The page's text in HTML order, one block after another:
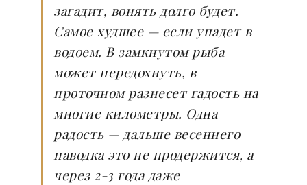
загадит, вонять долго будет.
Самое худшее — если упадет в
водоем. В замкнутом рыба
может передохнуть, в
проточном разнесет гадость на
многие километры. Одна
радость — дальше весеннего
паводка это не продержится, а
через 2-3 года даже